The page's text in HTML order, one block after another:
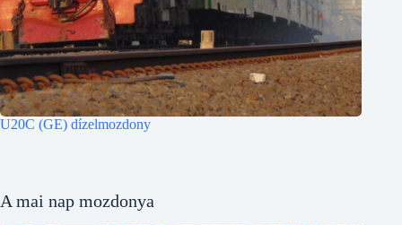
U20C (GE) dízelmozdony
A mai nap mozdonya